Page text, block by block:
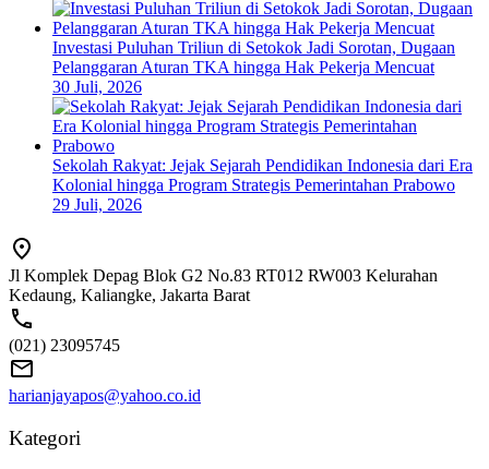
Investasi Puluhan Triliun di Setokok Jadi Sorotan, Dugaan
Pelanggaran Aturan TKA hingga Hak Pekerja Mencuat
30 Juli, 2026
Sekolah Rakyat: Jejak Sejarah Pendidikan Indonesia dari Era
Kolonial hingga Program Strategis Pemerintahan Prabowo
29 Juli, 2026
Jl Komplek Depag Blok G2 No.83 RT012 RW003 Kelurahan
Kedaung, Kaliangke, Jakarta Barat
(021) 23095745
harianjayapos@yahoo.co.id
Kategori